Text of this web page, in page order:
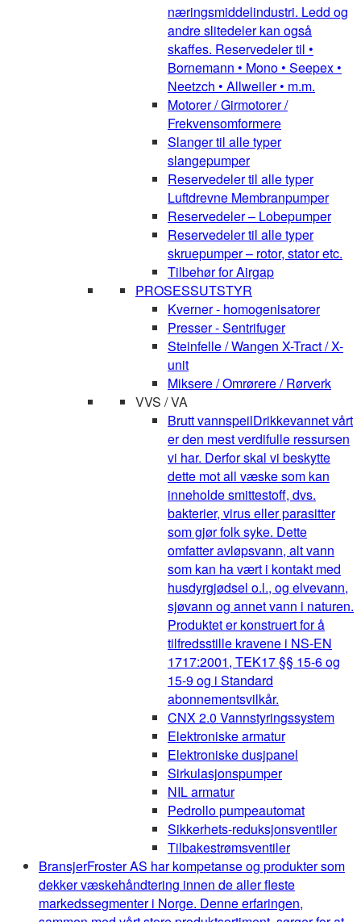
næringsmiddelindustri. Ledd og
andre slitedeler kan også
skaffes. Reservedeler til •
Bornemann • Mono • Seepex •
Neetzch • Allweiler • m.m.
Motorer / Girmotorer /
Frekvensomformere
Slanger til alle typer
slangepumper
Reservedeler til alle typer
Luftdrevne Membranpumper
Reservedeler – Lobepumper
Reservedeler til alle typer
skruepumper – rotor, stator etc.
Tilbehør for Airgap
PROSESSUTSTYR
Kverner - homogenisatorer
Presser - Sentrifuger
Steinfelle / Wangen X-Tract / X-
unit
Miksere / Omrørere / Rørverk
VVS / VA
Brutt vannspeilDrikkevannet vårt
er den mest verdifulle ressursen
vi har. Derfor skal vi beskytte
dette mot all væske som kan
inneholde smittestoff, dvs.
bakterier, virus eller parasitter
som gjør folk syke. Dette
omfatter avløpsvann, alt vann
som kan ha vært i kontakt med
husdyrgjødsel o.l., og elvevann,
sjøvann og annet vann i naturen.
Produktet er konstruert for å
tilfredsstille kravene i NS-EN
1717:2001, TEK17 §§ 15-6 og
15-9 og i Standard
abonnementsvilkår.
CNX 2.0 Vannstyringssystem
Elektroniske armatur
Elektroniske dusjpanel
Sirkulasjonspumper
NIL armatur
Pedrollo pumpeautomat
Sikkerhets-reduksjonsventiler
Tilbakestrømsventiler
BransjerFroster AS har kompetanse og produkter som
dekker væskehåndtering innen de aller fleste
markedssegmenter i Norge. Denne erfaringen,